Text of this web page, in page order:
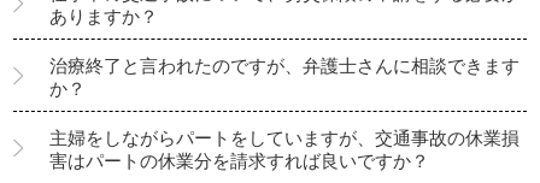
ありますか？
治療終了と言われたのですが、弁護士さんに相談できます
か？
主婦をしながらパートをしていますが、交通事故の休業損
害はパートの休業分を請求すれば良いですか？